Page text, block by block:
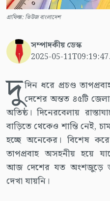
গ্রাফিক্স: ভিউজ বাংলাদেশ
সম্পাদকীয় ডেস্ক
2025-05-
দুদিন ধরে প্রচণ্ড
দেশের অন্তত ৪৫টি
অতিষ্ঠ। দিনেরবেলায়
বাড়িতে থেকেও শান্তি নেই,
হচ্ছে অনেকের। বিশেষ
তাপপ্রবাহ অসহনীয় হয়ে
আজ দেশের যত অংশজুড়ে
দেখা যায়নি।